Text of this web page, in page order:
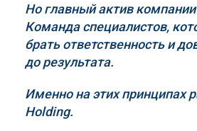
Но главный актив
Команда специалистов,
брать ответственность и
до результата.
Именно на этих принципах
Holding.